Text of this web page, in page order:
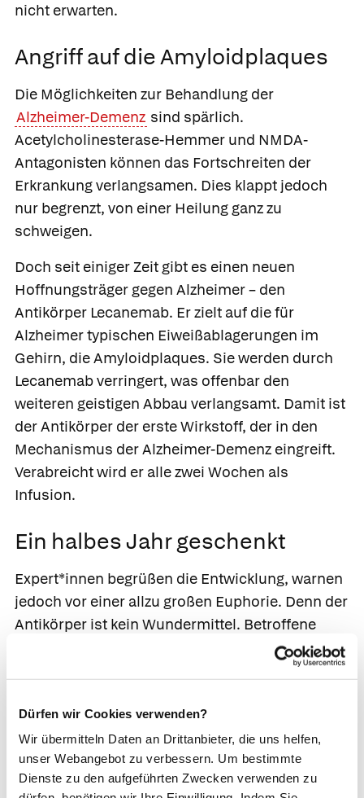
Dürfen wir Cookies verwenden?
Wir übermitteln Daten an Drittanbieter, die uns helfen,
unser Webangebot zu verbessern. Um bestimmte
Dienste zu den aufgeführten Zwecken verwenden zu
nicht erwarten.
Angriff auf die Amyloidplaques
Die Möglichkeiten zur Behandlung der
Alzheimer-Demenz sind spärlich.
Acetylcholinesterase-Hemmer und NMDA-
Antagonisten können das Fortschreiten der
Erkrankung verlangsamen. Dies klappt jedoch
nur begrenzt, von einer Heilung ganz zu
schweigen.
Doch seit einiger Zeit gibt es einen neuen
Hoffnungsträger gegen Alzheimer – den
Antikörper Lecanemab. Er zielt auf die für
Alzheimer typischen Eiweißablagerungen im
Gehirn, die Amyloidplaques. Sie werden durch
Lecanemab verringert, was offenbar den
weiteren geistigen Abbau verlangsamt. Damit ist
der Antikörper der erste Wirkstoff, der in den
Mechanismus der Alzheimer-Demenz eingreift.
Verabreicht wird er alle zwei Wochen als
Infusion.
Ein halbes Jahr geschenkt
Expert*innen begrüßen die Entwicklung, warnen
jedoch vor einer allzu großen Euphorie. Denn der
Antikörper ist kein Wundermittel. Betroffene
bekommen etwa ein halbes Jahr im Frühstadium
geschenkt, sagt der Neurologe Prof. Peter Berlit.
gibt es Hinweise, dass Frauen von dem
Antikörper weniger profitieren könnten. Geeignet
ist die Substanz nur zur Behandlung von leichten
geistigen Beeinträchtigungen oder leichter